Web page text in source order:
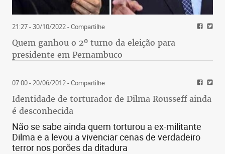
21:27 - 30/10/2022- Compartilhe
Quem ganhou o 2º turno da eleição para
presidente em Pernambuco
07:00 - 20/06/2012- Compartilhe
Identidade de torturador de Dilma Rousseff ainda
é desconhecida
Não se sabe ainda quem torturou a ex-militante
Dilma e a levou a vivenciar cenas de verdadeiro
terror nos porões da ditadura